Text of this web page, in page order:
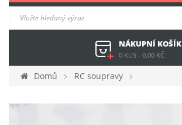
NÁKUPNÍ KOŠÍK
0 KUS - 0,00 KČ
Domů
RC soupravy